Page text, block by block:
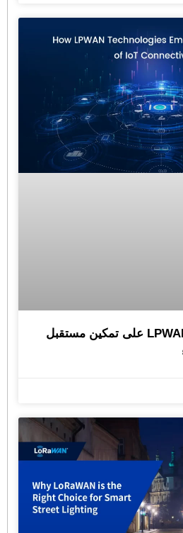
كيف تعمل تقنيات LPWAN على تمكين مستقبل